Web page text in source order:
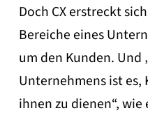
Doch CX erstreckt
Bereiche eines
um den Kunden. Und
Unternehmens ist es,
ihnen zu dienen“, wie